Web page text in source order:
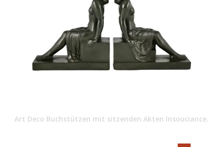
Art Deco Buchstützen mit sitzenden Akten Insouciance.